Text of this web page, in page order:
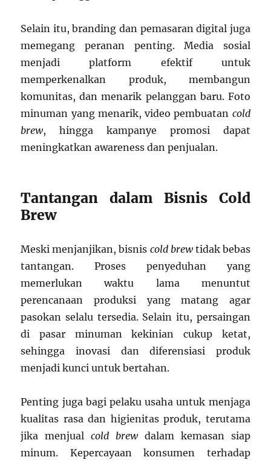
Selain itu, branding dan pemasaran digital juga
memegang peranan penting. Media sosial
menjadi platform efektif untuk
memperkenalkan produk, membangun
komunitas, dan menarik pelanggan baru. Foto
minuman yang menarik, video pembuatan cold
brew, hingga kampanye promosi dapat
meningkatkan awareness dan penjualan.
Tantangan dalam Bisnis Cold
Brew
Meski menjanjikan, bisnis cold brewtidak bebas
tantangan. Proses penyeduhan yang
memerlukan waktu lama menuntut
perencanaan produksi yang matang agar
pasokan selalu tersedia. Selain itu, persaingan
di pasar minuman kekinian cukup ketat,
sehingga inovasi dan diferensiasi produk
menjadi kunci untuk bertahan.
Penting juga bagi pelaku usaha untuk menjaga
kualitas rasa dan higienitas produk, terutama
jika menjualcold brewdalam kemasan siap
minum. Kepercayaan konsumen terhadap